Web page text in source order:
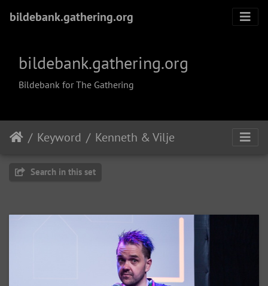
bildebank.gathering.org
bildebank.gathering.org
Bildebank for The Gathering
Keyword Kenneth & Vilje
Search in this set